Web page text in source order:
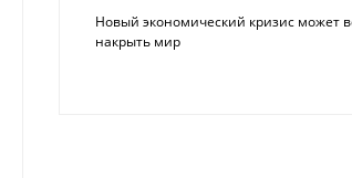
Новый экономический кризис может
накрыть мир